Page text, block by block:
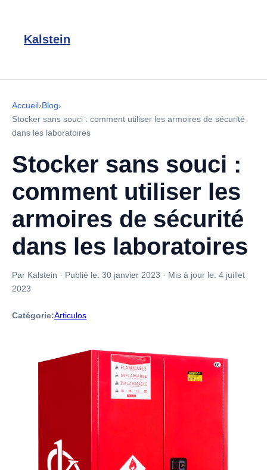
Kalstein
Accueil›Blog›
Stocker sans souci : comment utiliser les armoires de sécurité
dans les laboratoires
Stocker sans souci :
comment utiliser les
armoires de sécurité
dans les laboratoires
Par Kalstein · Publié le: 30 janvier 2023 · Mis à jour le: 4 juillet
2023
Catégorie:Articulos